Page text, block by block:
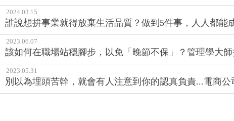
2024.03.15
誰說想拚事業就得放棄生活品質？做到5件事，人人都能
2023.06.07
該如何在職場站穩腳步，以免「晚節不保」？管理學大
2023.05.31
別以為埋頭苦幹，就會有人注意到你的認真負責...電商